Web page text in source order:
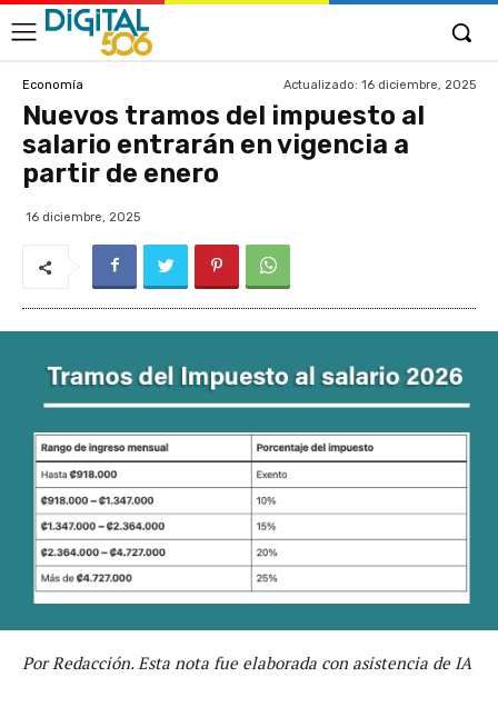
Economía Actualizado: 16 diciembre, 2025
Nuevos tramos del impuesto al
salario entrarán en vigencia a
partir de enero
16 diciembre, 2025
Por Redacción. Esta nota fue elaborada con asistencia de IA